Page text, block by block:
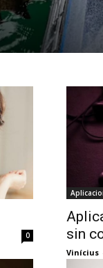
0
sin
Vinícius